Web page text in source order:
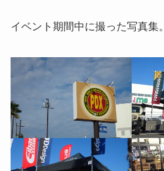
イベント期間中に撮った写真集。